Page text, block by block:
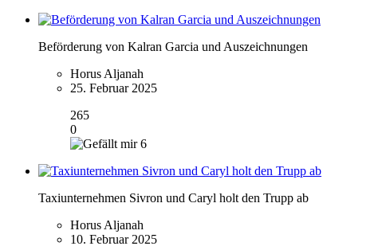
Beförderung von Kalran Garcia und Auszeichnungen
Horus Aljanah
25. Februar 2025
265
0
6
Taxiunternehmen Sivron und Caryl holt den Trupp ab
Horus Aljanah
10. Februar 2025